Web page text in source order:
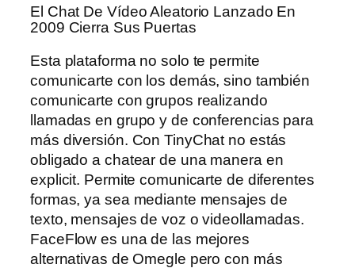
El Chat De Vídeo Aleatorio Lanzado En
2009 Cierra Sus Puertas
Esta plataforma no solo te permite
comunicarte con los demás, sino también
comunicarte con grupos realizando
llamadas en grupo y de conferencias para
más diversión. Con TinyChat no estás
obligado a chatear de una manera en
explicit. Permite comunicarte de diferentes
formas, ya sea mediante mensajes de
texto, mensajes de voz o videollamadas.
FaceFlow es una de las mejores
alternativas de Omegle pero con más